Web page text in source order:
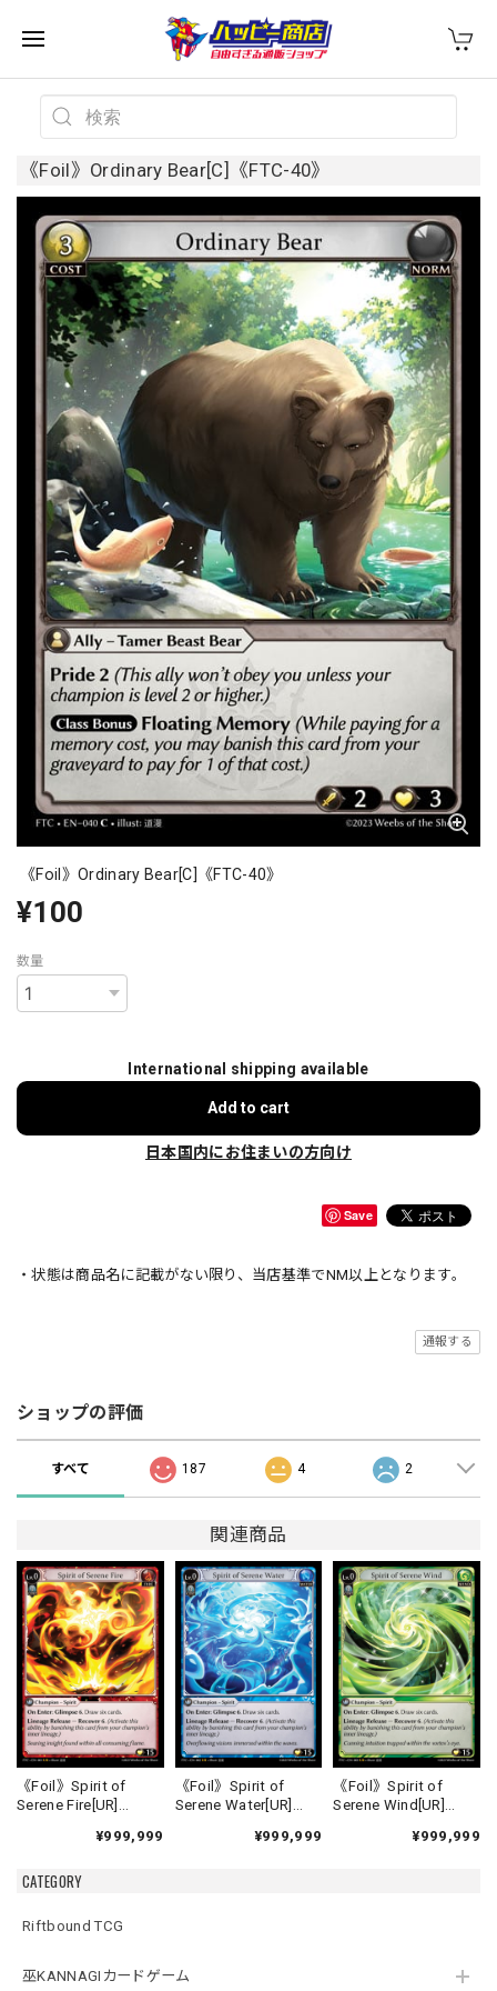
CATEGORY
Riftbound TCG
巫KANNAGIカードゲーム
《Foil》Ordinary Bear[C]《FTC-40》
《Foil》Ordinary Bear[C]《FTC-40》
¥100
数量
International shipping available
Add to cart
日本国内にお住まいの方向け
Save
・状態は商品名に記載がない限り、当店基準でNM以上となります。
通報する
ショップの評価
すべて 187 4 2
関連商品
《Foil》Spirit of
Serene Fire[UR]
¥999,999
《Foil》Spirit of
Serene Water[UR]
¥999,999
《Foil》Spirit of
Serene Wind[UR]
¥999,999